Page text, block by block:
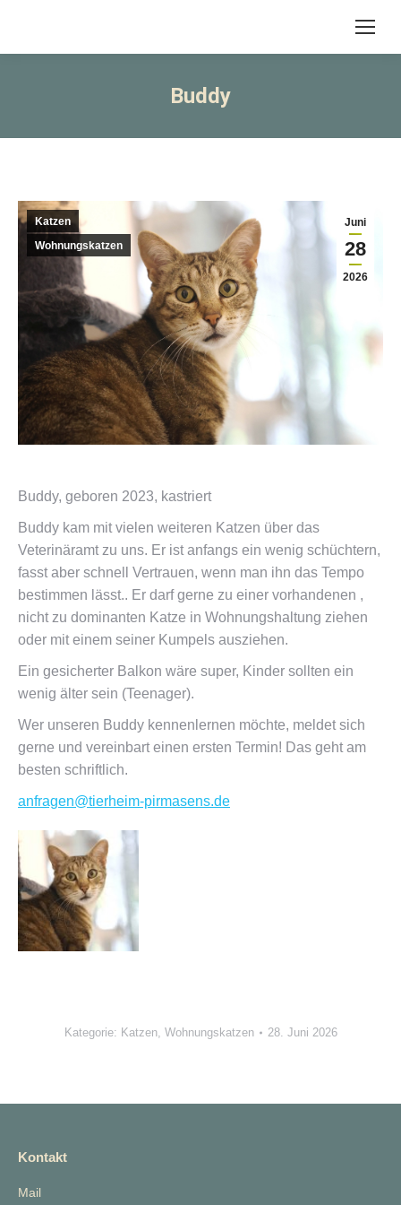
Buddy
Juni
28
2026
Katzen
Wohnungskatzen
Buddy, geboren 2023, kastriert
Buddy kam mit vielen weiteren Katzen über das
Veterinäramt zu uns. Er ist anfangs ein wenig schüchtern,
fasst aber schnell Vertrauen, wenn man ihn das Tempo
bestimmen lässt.. Er darf gerne zu einer vorhandenen ,
nicht zu dominanten Katze in Wohnungshaltung ziehen
oder mit einem seiner Kumpels ausziehen.
Ein gesicherter Balkon wäre super, Kinder sollten ein
wenig älter sein (Teenager).
Wer unseren Buddy kennenlernen möchte, meldet sich
gerne und vereinbart einen ersten Termin! Das geht am
besten schriftlich.
anfragen@tierheim-pirmasens.de
Kategorie: Katzen, Wohnungskatzen 28. Juni 2026
Kontakt
Mail